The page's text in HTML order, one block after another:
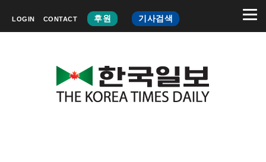
LOGIN CONTACT 후원 기사검색